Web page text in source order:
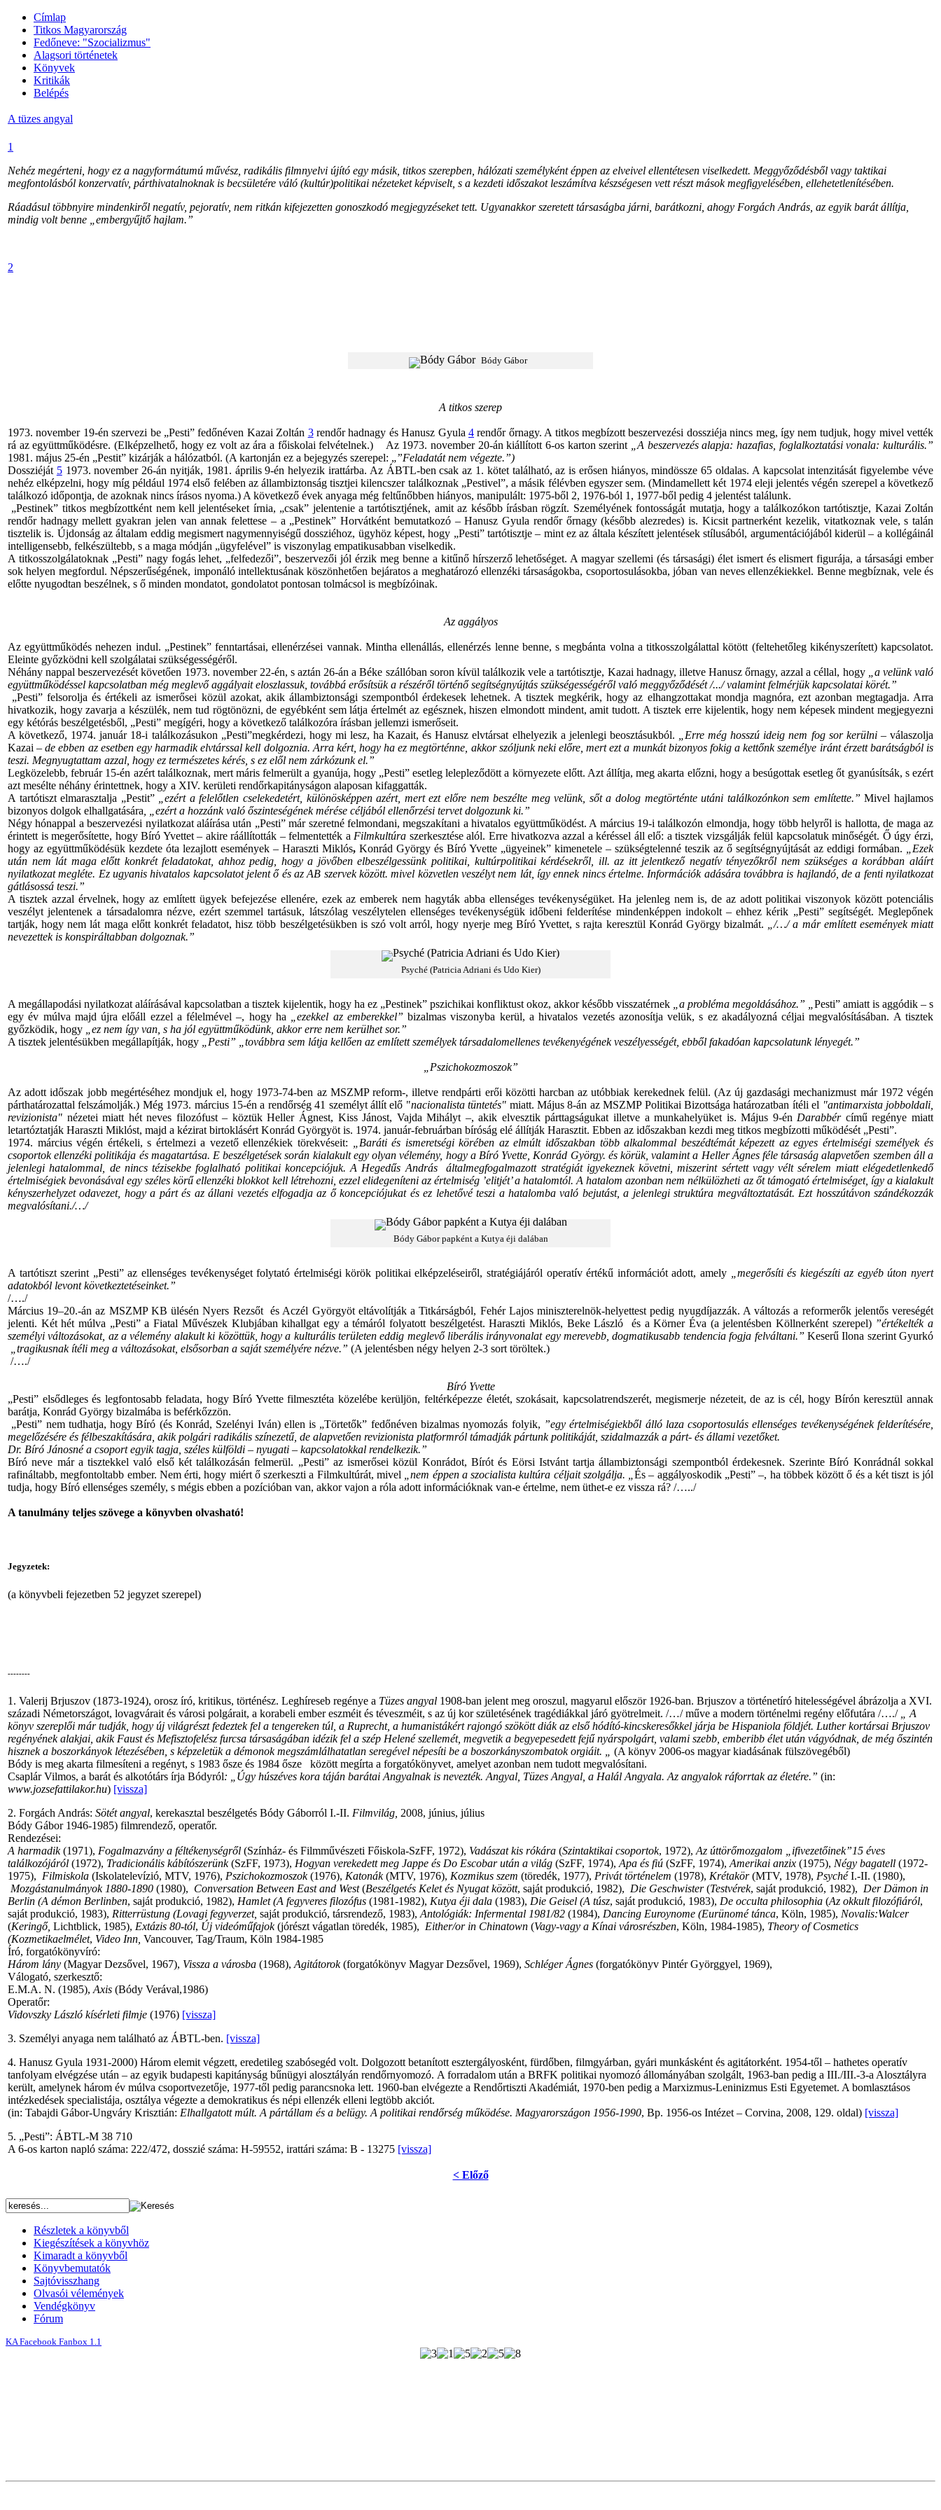
Címlap
Titkos Magyarország
Fedőneve: "Szocializmus"
Alagsori történetek
Könyvek
Kritikák
Belépés
A tüzes angyal
1
Nehéz megérteni, hogy ez a nagyformátumú művész, radikális filmnyelvi újító egy másik, titkos szerepben, hálózati személyként éppen az elveivel ellentétesen viselkedett. Meggyőződésből vagy taktikai
megfontolásból konzervatív, párthivatalnoknak is becsületére váló (kultúr)politikai nézeteket képviselt, s a kezdeti időszakot leszámítva készségesen vett részt mások megfigyelésében, ellehetetlenítésében.
Ráadásul többnyire mindenkiről negatív, pejoratív, nem ritkán kifejezetten gonoszkodó megjegyzéseket tett. Ugyanakkor szeretett társaságba járni, barátkozni, ahogy Forgách András, az egyik barát állítja,
mindig volt benne „embergyűjtő hajlam.”
2
Bódy Gábor
A titkos szerep
1973. november 19-én szervezi be „Pesti” fedőnéven Kazai Zoltán 3rendőr hadnagy és Hanusz Gyula4 rendőr őrnagy. A titkos megbízott beszervezési dossziéja nincs meg, így nem tudjuk, hogy mivel vették
rá az együttműködésre. (Elképzelhető, hogy ez volt az ára a főiskolai felvételnek.) Az 1973. november 20-án kiállított 6-os karton szerint
„A beszervezés alapja: hazafias, foglalkoztatási vonala: kulturális.”
1981. május 25-én „Pestit” kizárják a hálózatból. (A kartonján ez a bejegyzés szerepel: „”Feladatát nem végezte.”)
Dossziéját 51973. november 26-án nyitják, 1981. április 9-én helyezik irattárba. Az ÁBTL-ben csak az 1. kötet található, az is erősen hiányos, mindössze 65 oldalas. A kapcsolat intenzitását figyelembe véve
nehéz elképzelni, hogy míg például 1974 első felében az állambiztonság tisztjei kilencszer találkoznak „Pestivel”, a másik félévben egyszer sem. (Mindamellett két 1974 eleji jelentés végén szerepel a következő
találkozó időpontja, de azoknak nincs írásos nyoma.) A következő évek anyaga még feltűnőbben hiányos, manipulált: 1975-ből 2, 1976-ból 1, 1977-ből pedig 4 jelentést találunk.
„Pestinek” titkos megbízottként nem kell jelentéseket írnia, „csak” jelentenie a tartótisztjének, amit az később írásban rögzít. Személyének fontosságát mutatja, hogy a találkozókon tartótisztje, Kazai Zoltán
rendőr hadnagy mellett gyakran jelen van annak felettese – a „Pestinek” Horvátként bemutatkozó – Hanusz Gyula rendőr őrnagy (később alezredes) is. Kicsit partnerként kezelik, vitatkoznak vele, s talán
tisztelik is. Újdonság az általam eddig megismert nagymennyiségű dossziéhoz, ügyhöz képest, hogy „Pesti” tartótisztje – mint ez az általa készített jelentések stílusából, argumentációjából kiderül – a kollégáinál
intelligensebb, felkészültebb, s a maga módján „ügyfelével” is viszonylag empatikusabban viselkedik.
A titkosszolgálatoknak „Pesti” nagy fogás lehet, „felfedezői”, beszervezői jól érzik meg benne a kitűnő hírszerző lehetőséget. A magyar szellemi (és társasági) élet ismert és elismert figurája, a társasági ember
sok helyen megfordul. Népszerűségének, imponáló intellektusának köszönhetően bejáratos a meghatározó ellenzéki társaságokba, csoportosulásokba, jóban van neves ellenzékiekkel. Benne megbíznak, vele és
előtte nyugodtan beszélnek, s ő minden mondatot, gondolatot pontosan tolmácsol is megbízóinak.
Az aggályos
Az együttműködés nehezen indul. „Pestinek” fenntartásai, ellenérzései vannak. Mintha ellenállás, ellenérzés lenne benne, s megbánta volna a titkosszolgálattal kötött (feltehetőleg kikényszerített) kapcsolatot.
Eleinte győzködni kell szolgálatai szükségességéről.
Néhány nappal beszervezését követően 1973. november 22-én, s aztán 26-án a Béke szállóban soron kívül találkozik vele a tartótisztje, Kazai hadnagy, illetve Hanusz őrnagy, azzal a céllal, hogy
„a velünk való
együttműködéssel kapcsolatban még meglevő aggályait eloszlassuk, továbbá erősítsük a részéről történő segítségnyújtás szükségességéről való meggyőződését /.../ valamint felmérjük kapcsolatai körét.”
„Pesti” felsorolja és értékeli az ismerősei közül azokat, akik állambiztonsági szempontból érdekesek lehetnek. A tisztek megkérik, hogy az elhangzottakat mondja magnóra, ezt azonban megtagadja. Arra
hivatkozik, hogy zavarja a készülék, nem tud rögtönözni, de egyébként sem látja értelmét az egésznek, hiszen elmondott mindent, amit tudott. A tisztek erre kijelentik, hogy nem képesek mindent megjegyezni
egy kétórás beszélgetésből, „Pesti” megígéri, hogy a következő találkozóra írásban jellemzi ismerőseit.
A következő, 1974. január 18-i találkozásukon „Pesti”megkérdezi, hogy mi lesz, ha Kazait, és Hanusz elvtársat elhelyezik a jelenlegi beosztásukból.
„Erre még hosszú ideig nem fog sor kerülni –válaszolja
Kazai – de ebben az esetben egy harmadik elvtárssal kell dolgoznia. Arra kért, hogy ha ez megtörténne, akkor szóljunk neki előre, mert ezt a munkát bizonyos fokig a kettőnk személye iránt érzett barátságból is
teszi. Megnyugtattam azzal, hogy ez természetes kérés, s ez elől nem zárkózunk el.”
Legközelebb, február 15-én azért találkoznak, mert máris felmerült a gyanúja, hogy „Pesti” esetleg lelepleződött a környezete előtt. Azt állítja, meg akarta előzni, hogy a besúgottak esetleg őt gyanúsítsák, s ezért
azt mesélte néhány érintettnek, hogy a XIV. kerületi rendőrkapitányságon alaposan kifaggatták.
A tartótiszt elmarasztalja „Pestit”„ezért a felelőtlen cselekedetért, különösképpen azért, mert ezt előre nem beszélte meg velünk, sőt a dolog megtörténte utáni találkozónkon sem említette.”Mivel hajlamos
bizonyos dolgok elhallgatására , „ezért a hozzánk való őszinteségének mérése céljából ellenőrzési tervet dolgozunk ki.”
Négy hónappal a beszervezési nyilatkozat aláírása után „Pesti” már szeretné felmondani, megszakítani a hivatalos együttműködést. A március 19-i találkozón elmondja, hogy több helyről is hallotta, de maga az
érintett is megerősítette, hogy Bíró Yvettet – akire ráállították – felmentették a Filmkultúra szerkesztése alól. Erre hivatkozva azzal a kéréssel áll elő: a tisztek vizsgálják felül kapcsolatuk minőségét. Ő úgy érzi,
hogy az együttműködésük kezdete óta lezajlott események – Haraszti Miklós, Konrád György és Bíró Yvette „ügyeinek” kimenetele – szükségtelenné teszik az ő segítségnyújtását az eddigi formában.
„Ezek
után nem lát maga előtt konkrét feladatokat, ahhoz pedig, hogy a jövőben elbeszélgessünk politikai, kultúrpolitikai kérdésekről, ill. az itt jelentkező negatív tényezőkről nem szükséges a korábban aláírt
nyilatkozat megléte. Ez ugyanis hivatalos kapcsolatot jelent ő és az AB szervek között. mivel közvetlen veszélyt nem lát, így ennek nincs értelme. Információk adására továbbra is hajlandó, de a fenti nyilatkozat
gátlásossá teszi.”
A tisztek azzal érvelnek, hogy az említett ügyek befejezése ellenére, ezek az emberek nem hagyták abba ellenséges tevékenységüket. Ha jelenleg nem is, de az adott politikai viszonyok között potenciális
veszélyt jelentenek a társadalomra nézve, ezért szemmel tartásuk, látszólag veszélytelen ellenséges tevékenységük időbeni felderítése mindenképpen indokolt – ehhez kérik „Pesti” segítségét. Meglepőnek
tartják, hogy nem lát maga előtt konkrét feladatot, hisz több beszélgetésükben is szó volt arról, hogy nyerje meg Bíró Yvettet, s rajta keresztül Konrád György bizalmát.
„/…/ a már említett események miatt
nevezettek is konspiráltabban dolgoznak.”
Psyché (Patricia Adriani és Udo Kier)
A megállapodási nyilatkozat aláírásával kapcsolatban a tisztek kijelentik, hogy ha ez „Pestinek” pszichikai konfliktust okoz, akkor később visszatérnek „a probléma megoldásához.” „ Pesti” amiatt is aggódik – s
egy év múlva majd újra előáll ezzel a félelmével –, hogy ha
„ezekkel az emberekkel” bizalmas viszonyba kerül, a hivatalos vezetés azonosítja velük, s ez akadályozná céljai megvalósításában. A tisztek
győzködik, hogy „ez nem így van, s ha jól együttműködünk, akkor erre nem kerülhet sor.”
A tisztek jelentésükben megállapítják, hogy „Pesti” „továbbra sem látja kellően az említett személyek társadalomellenes tevékenyégének veszélyességét, ebből fakadóan kapcsolatunk lényegét.”
„Pszichokozmoszok”
Az adott időszak jobb megértéséhez mondjuk el, hogy 1973-74-ben az MSZMP reform-, illetve rendpárti erői közötti harcban az utóbbiak kerekednek felül. (Az új gazdasági mechanizmust már 1972 végén
párthatározattal felszámolják.) Még 1973. március 15-én a rendőrség 41 személyt állít elő "nacionalista tüntetés" miatt. Május 8-án az MSZMP Politikai Bizottsága határozatban ítéli el "antimarxista jobboldali,
revizionista" nézetei miatt hét neves filozófust – köztük Heller Ágnest, Kiss Jánost, Vajda Mihályt –, akik elvesztik párttagságukat illetve a munkahelyüket is. Május 9-én Darabbércímű regénye miatt
letartóztatják Haraszti Miklóst, majd a kézirat birtoklásért Konrád Györgyöt is. 1974. január-februárban bíróság elé állítják Harasztit. Ebben az időszakban kezdi meg titkos megbízotti működését „Pesti”.
1974. március végén értékeli, s értelmezi a vezető ellenzékiek törekvéseit:
„Baráti és ismeretségi körében az elmúlt időszakban több alkalommal beszédtémát képezett az egyes értelmiségi személyek és
csoportok ellenzéki politikája és magatartása. E beszélgetések során kialakult egy olyan vélemény, hogy a Bíró Yvette, Konrád György. és körük, valamint a Heller Ágnes féle társaság alapvetően szemben áll a
jelenlegi hatalommal, de nincs tézisekbe foglalható politikai koncepciójuk. A Hegedűs András általmegfogalmazott stratégiát igyekeznek követni, miszerint sértett vagy vélt sérelem miatt elégedetlenkedő
értelmiségiek bevonásával egy széles körű ellenzéki blokkot kell létrehozni, ezzel elidegeníteni az értelmiség ’elitjét’ a hatalomtól. A hatalom azonban nem nélkülözheti az őt támogató értelmiséget, így a kialakult
kényszerhelyzet odavezet, hogy a párt és az állani vezetés elfogadja az ő koncepciójukat és ez lehetővé teszi a hatalomba való bejutást, a jelenlegi struktúra megváltoztatását. Ezt hosszútávon szándékozzák
megvalósítani./…/
Bódy Gábor papként a Kutya éji dalában
A tartótiszt szerint „Pesti” az ellenséges tevékenységet folytató értelmiségi körök politikai elképzeléseiről, stratégiájáról operatív értékű információt adott, amely
„megerősíti és kiegészíti az egyéb úton nyert
adatokból levont következtetéseinket.”
/…./
Március 19–20.-án az MSZMP KB ülésén Nyers Rezsőt és Aczél Györgyöt eltávolítják a Titkárságból, Fehér Lajos miniszterelnök-helyettest pedig nyugdíjazzák. A változás a reformerők jelentős vereségét
jelenti. Két hét múlva „Pesti” a Fiatal Művészek Klubjában kihallgat egy a témáról folyatott beszélgetést. Haraszti Miklós, Beke László
és a Körner Éva (a jelentésben Köllnerként szerepel) ”értékelték a
személyi változásokat, az a vélemény alakult ki közöttük, hogy a kulturális területen eddig meglevő liberális irányvonalat egy merevebb, dogmatikusabb tendencia fogja felváltani.” Keserű Ilona szerint Gyurkó
„tragikusnak ítéli meg a változásokat, elsősorban a saját személyére nézve.” (A jelentésben négy helyen 2-3 sort töröltek.)
/…./
Bíró Yvette
„Pesti” elsődleges és legfontosabb feladata, hogy Bíró Yvette filmesztéta közelébe kerüljön, feltérképezze életét, szokásait, kapcsolatrendszerét, megismerje nézeteit, de az is cél, hogy Bírón keresztül annak
barátja, Konrád György bizalmába is beférkőzzön.
„Pesti” nem tudhatja, hogy Bíró (és Konrád, Szelényi Iván) ellen is „Törtetők” fedőnéven bizalmas nyomozás folyik, ”egy értelmiségiekből álló laza csoportosulás ellenséges tevékenységének felderítésére,
megelőzésére és félbeszakítására, akik polgári radikális színezetű, de alapvetően revizionista platformról támadják pártunk politikáját, szidalmazzák a párt- és állami vezetőket.
Dr. Bíró Jánosné a csoport egyik tagja, széles külföldi – nyugati – kapcsolatokkal rendelkezik.”
Bíró neve már a tisztekkel való első két találkozásán felmerül. „Pesti” az ismerősei közül Konrádot, Bírót és Eörsi Istvánt tartja állambiztonsági szempontból érdekesnek. Szerinte Bíró Konrádnál sokkal
rafináltabb, megfontoltabb ember. Nem érti, hogy miért ő szerkeszti a Filmkultúrát, mivel
„nem éppen a szocialista kultúra céljait szolgálja. „És – aggályoskodik „Pesti” –, ha többek között ő és a két tiszt is jól
tudja, hogy Bíró ellenséges személy, s mégis ebben a pozícióban van, akkor vajon a róla adott információknak van-e értelme, nem üthet-e ez vissza rá? /…../
A tanulmány teljes szövege a könyvben olvasható!
Jegyzetek:
(a könyvbeli fejezetben 52 jegyzet szerepel)
--------
1. Valerij Brjuszov (1873-1924), orosz író, kritikus, történész. Leghíreseb regénye a Tüzes angyal 1908-ban jelent meg oroszul, magyarul először 1926-ban. Brjuszov a történetíró hitelességével ábrázolja a XVI.
századi Németországot, lovagvárait és városi polgárait, a korabeli ember eszméit és téveszméit, s az új kor születésének tragédiákkal járó gyötrelmeit. /…/ műve a modern történelmi regény előfutára /…./ „ A
könyv szereplői már tudják, hogy új világrészt fedeztek fel a tengereken túl, a Ruprecht, a humanistákért rajongó szökött diák az első hódító-kincskeresőkkel járja be Hispaniola földjét. Luther kortársai Brjuszov
regényének alakjai, akik Faust és Mefisztofelész furcsa társaságában idézik fel a szép Helené szellemét, megvetik a begyepesedett fejű nyárspolgárt, valami szebb, emberibb élet után vágyódnak, de még őszintén
hisznek a boszorkányok létezésében, s képzeletük a démonok megszámlálhatatlan seregével népesíti be a boszorkányszombatok orgiáit. „ (A könyv 2006-os magyar kiadásának fülszövegéből)
Bódy is meg akarta filmesíteni a regényt, s 1983 ősze és 1984 ősze között megírta a forgatókönyvet, amelyet azonban nem tudott megvalósítani.
Csaplár Vilmos, a barát és alkotótárs írja Bódyról: „Úgy húszéves kora táján barátai Angyalnak is nevezték. Angyal, Tüzes Angyal, a Halál Angyala. Az angyalok ráforrtak az életére.” (in:
www.jozsefattilakor.hu) [vissza]
2. Forgách András: Sötét angyal, kerekasztal beszélgetés Bódy Gáborról I.-II. Filmvilág, 2008, június, július
Bódy Gábor 1946-1985) filmrendező, operatőr.
Rendezései:
A harmadik(1971), Fogalmazvány a féltékenységről (Színház- és Filmművészeti Főiskola-SzFF, 1972), Vadászat kis rókára (Szintaktikai csoportok, 1972),Az úttörőmozgalom „ifivezetőinek”15 éves
találkozójáról (1972), Tradicionális kábítószerünk(SzFF, 1973), Hogyan verekedett meg Jappe és Do Escobar után a világ (SzFF, 1974),Apa és fiú (SzFF, 1974),Amerikai anzix (1975), Négy bagatell (1972-
1975), Filmiskola (Iskolatelevízió, MTV, 1976), Pszichokozmoszok(1976), Katonák(MTV, 1976), Kozmikus szem (töredék, 1977), Privát történelem (1978), Krétakör(MTV, 1978), Psyché I.-II. (1980),
Mozgástanulmányok 1880-1890 (1980), Conversation Between East and West(Beszélgetés Kelet és Nyugat között, saját produkció, 1982), Die Geschwister(Testvérek, saját produkció, 1982), Der Dämon in
Berlin (A démon Berlinben, saját produkció, 1982), Hamlet (A fegyveres filozófus (1981-1982), Kutya éji dala (1983), Die Geisel (A túsz, saját produkció, 1983), De occulta philosophia (Az okkult filozófiáról,
saját produkció, 1983), Ritterrüstung (Lovagi fegyverzet, saját produkció, társrendező, 1983),Antológiák: Infermental 1981/82 (1984), Dancing Euroynome (Eurünomé tánca, Köln, 1985), Novalis:Walcer
(Keringő, Lichtblick, 1985), Extázis 80-tól, Új videóműfajok(jórészt vágatlan töredék, 1985), Either/or in Chinatown (Vagy-vagy a Kínai városrészben, Köln, 1984-1985), Theory of Cosmetics
(Kozmetikaelmélet, Video Inn, Vancouver, Tag/Traum, Köln 1984-1985
Író, forgatókönyvíró:
Három lány (Magyar Dezsővel, 1967), Vissza a városba (1968),Agitátorok(forgatókönyv Magyar Dezsővel, 1969), Schléger Ágnes (forgatókönyv Pintér Györggyel, 1969),
Válogató, szerkesztő:
E.M.A. N. (1985),Axis (Bódy Verával,1986)
Operatőr:
Vidovszky László kísérleti filmje (1976) [vissza]
3. Személyi anyaga nem található az ÁBTL-ben. [vissza]
4. Hanusz Gyula 1931-2000) Három elemit végzett, eredetileg szabósegéd volt. Dolgozott betanított esztergályosként, fürdőben, filmgyárban, gyári munkásként és agitátorként. 1954-től – hathetes operatív
tanfolyam elvégzése után – az egyik budapesti kapitányság bűnügyi alosztályán rendőrnyomozó. A forradalom után a BRFK politikai nyomozó állományában szolgált, 1963-ban pedig a III./III.-3-a Alosztályra
került, amelynek három év múlva csoportvezetője, 1977-től pedig parancsnoka lett. 1960-ban elvégezte a Rendőrtiszti Akadémiát, 1970-ben pedig a Marxizmus-Leninizmus Esti Egyetemet. A bomlasztásos
intézkedések specialistája, osztálya végezte a demokratikus és népi ellenzék elleni legtöbb akciót.
(in: Tabajdi Gábor-Ungváry Krisztián: Elhallgatott múlt. A pártállam és a belügy. A politikai rendőrség működése. Magyarországon 1956-1990, Bp. 1956-os Intézet – Corvina, 2008, 129. oldal) [vissza]
5. „Pesti”: ÁBTL-M 38 710
A 6-os karton napló száma: 222/472, dosszié száma: H-59552, irattári száma: B - 13275 [vissza]
< Előző
Részletek a könyvből
Kiegészítések a könyvhöz
Kimaradt a könyvből
Könyvbemutatók
Sajtóvisszhang
Olvasói vélemények
Vendégkönyv
Fórum
KA Facebook Fanbox 1.1